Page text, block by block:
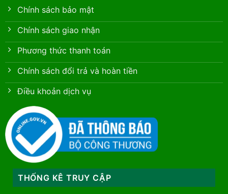
Chính sách bảo mật
Chính sách giao nhận
Phương thức thanh toán
Chính sách đổi trả và hoàn tiền
Điều khoản dịch vụ
THỐNG KÊ TRUY CẬP